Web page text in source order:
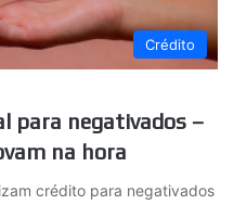
Crédito
para negativados –
na hora
crédito para negativados